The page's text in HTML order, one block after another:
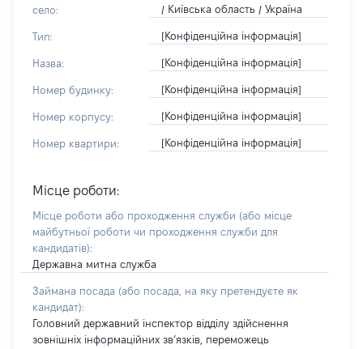
село:
/ Київська область / Україна
Тип: [Конфіденційна інформація]
Назва: [Конфіденційна інформація]
Номер будинку: [Конфіденційна інформація]
Номер корпусу: [Конфіденційна інформація]
Номер квартири: [Конфіденційна інформація]
Місце роботи:
Місце роботи або проходження служби (або місце
майбутньої роботи чи проходження служби для
кандидатів):
Державна митна служба
Займана посада (або посада, на яку претендуєте як
кандидат):
Головний державний інспектор відділу здійснення
зовнішніх інформаційних зв’язків, переможець